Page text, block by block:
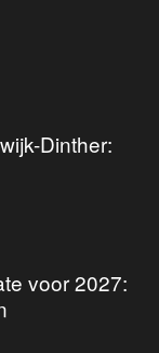
Dinther:
voor 2027: